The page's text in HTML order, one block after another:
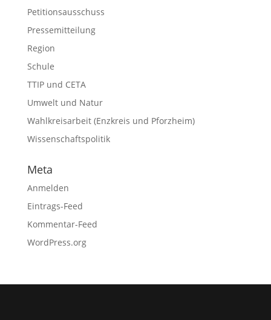
Petitionsausschuss
Pressemitteilung
Region
Schule
TTIP und CETA
Umwelt und Natur
Wahlkreisarbeit (Enzkreis und Pforzheim)
Wissenschaftspolitik
Meta
Anmelden
Eintrags-Feed
Kommentar-Feed
WordPress.org